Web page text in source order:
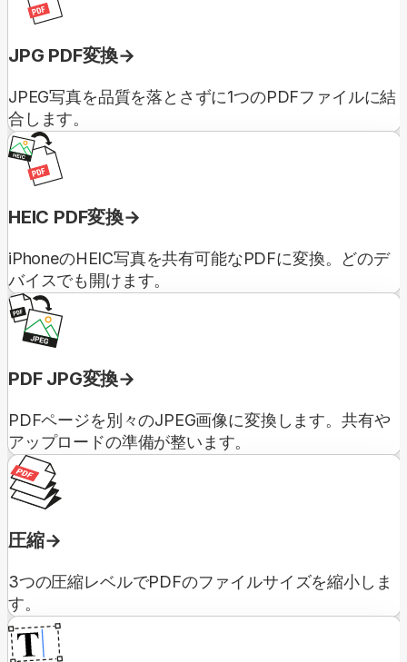
JPG PDF変換
JPEG写真を品質を落とさずに1つのPDFファイルに結
合します。
HEIC PDF変換
iPhoneのHEIC写真を共有可能なPDFに変換。どのデ
バイスでも開けます。
PDF JPG変換
PDFページを別々のJPEG画像に変換します。共有や
アップロードの準備が整います。
圧縮
3つの圧縮レベルでPDFのファイルサイズを縮小しま
す。